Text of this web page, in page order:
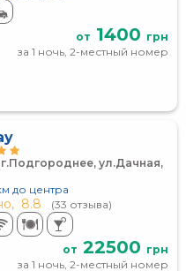
от 1400 грн
за 1 ночь, 2-местный номер
ул.Дачная,
до центра
8.8 (33 отзыва)
от 22500 грн
за 1 ночь, 2-местный номер